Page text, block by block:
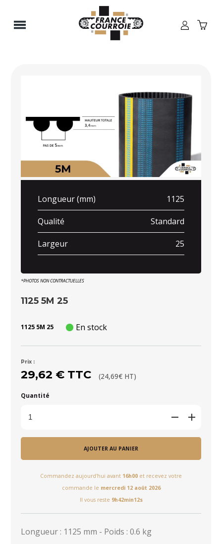
Longueur (mm) 1125
Qualité Standard
Largeur 25
*PHOTOS NON CONTRACTUELLES
1125 5M 25
1125 5M 25 En stock
Prix :
29,62 € TTC (24,69€ HT)
Quantité
AJOUTER AU PANIER
Commandez aujourd'hui avant 16h00 et recevez votre
commande le mercredi 12 août 2026
Il vous reste 9h42min11s
Longueur : 1125 mm - Poids : 0.6 kg
Panneau de gestion des cookies